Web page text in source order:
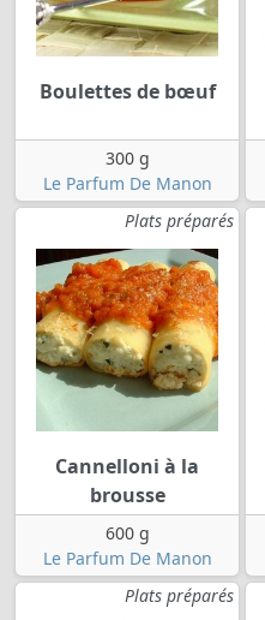
Boulettes de bœuf
300 g
Le Parfum De Manon
Plats préparés
Cannelloni à la
brousse
600 g
Le Parfum De Manon
Plats préparés